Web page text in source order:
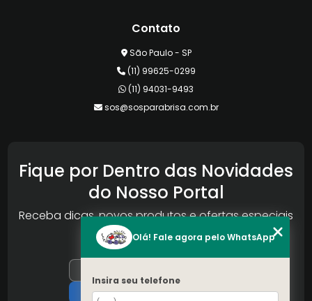
Contato
São Paulo - SP
(11) 99625-0299
(11) 94031-9493
sos@sosparabrisa.com.br
Fique por Dentro das Novidades
do Nosso Portal
Receba dicas, novos produtos e ofertas especiais
da Reconlog
Olá! Fale agora pelo WhatsApp
Insira seu telefone